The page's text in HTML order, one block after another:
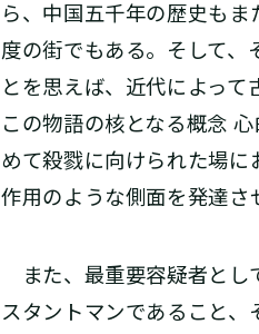
ら、中国五千年の歴史も
度の街でもある。そして
とを思えば、近代によって
この物語の核となる概念――
めて殺戮に向けられた場
作用のような側面を発達さ
また、最重要容疑者とし
スタントマンであること